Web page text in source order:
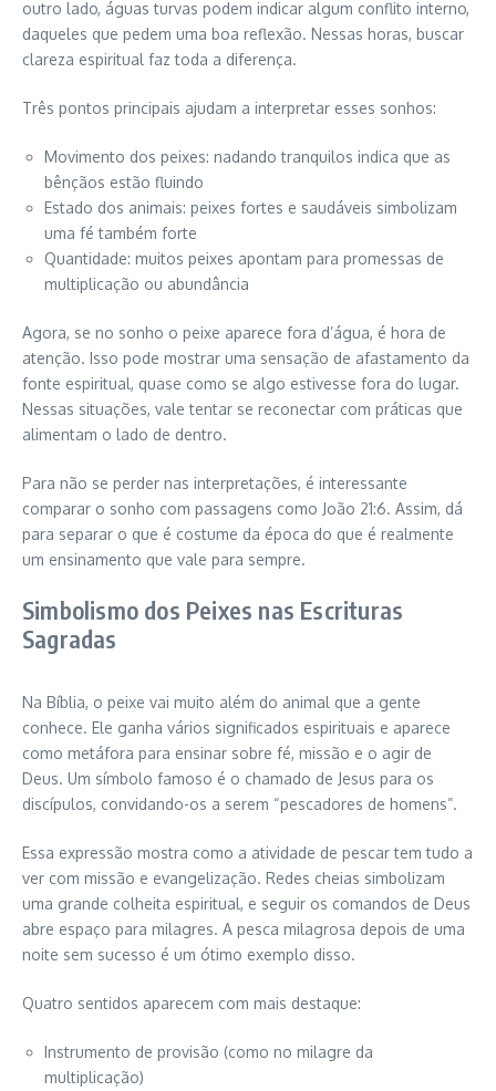
outro lado, águas turvas podem indicar algum conflito interno,
daqueles que pedem uma boa reflexão. Nessas horas, buscar
clareza espiritual faz toda a diferença.
Três pontos principais ajudam a interpretar esses sonhos:
Movimento dos peixes: nadando tranquilos indica que as
bênçãos estão fluindo
Estado dos animais: peixes fortes e saudáveis simbolizam
uma fé também forte
Quantidade: muitos peixes apontam para promessas de
multiplicação ou abundância
Agora, se no sonho o peixe aparece fora d’água, é hora de
atenção. Isso pode mostrar uma sensação de afastamento da
fonte espiritual, quase como se algo estivesse fora do lugar.
Nessas situações, vale tentar se reconectar com práticas que
alimentam o lado de dentro.
Para não se perder nas interpretações, é interessante
comparar o sonho com passagens como João 21:6. Assim, dá
para separar o que é costume da época do que é realmente
um ensinamento que vale para sempre.
Simbolismo dos Peixes nas Escrituras
Sagradas
Na Bíblia, o peixe vai muito além do animal que a gente
conhece. Ele ganha vários significados espirituais e aparece
como metáfora para ensinar sobre fé, missão e o agir de
Deus. Um símbolo famoso é o chamado de Jesus para os
discípulos, convidando-os a serem “pescadores de homens”.
Essa expressão mostra como a atividade de pescar tem tudo a
ver com missão e evangelização. Redes cheias simbolizam
uma grande colheita espiritual, e seguir os comandos de Deus
abre espaço para milagres. A pesca milagrosa depois de uma
noite sem sucesso é um ótimo exemplo disso.
Quatro sentidos aparecem com mais destaque:
Instrumento de provisão (como no milagre da
multiplicação)